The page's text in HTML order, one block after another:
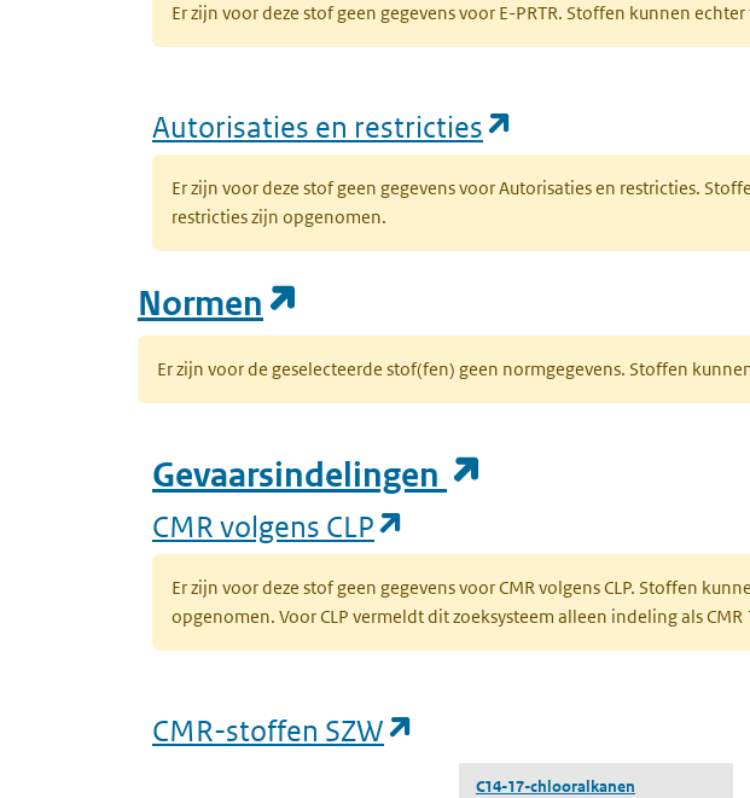
Er zijn voor deze stof geen gegevens voor E-PRTR. Stoffen kunnen
Autorisaties en restricties
Er zijn voor deze stof geen gegevens voor Autorisaties en restricties.
restricties zijn opgenomen.
Normen
Er zijn voor de geselecteerde stof(fen) geen normgegevens. Stoffen
Gevaarsindelingen
CMR volgens CLP
Er zijn voor deze stof geen gegevens voor CMR volgens CLP. Stoffen
opgenomen. Voor CLP vermeldt dit zoeksysteem alleen indeling als
CMR-stoffen SZW
C14-17-chlooralkanen